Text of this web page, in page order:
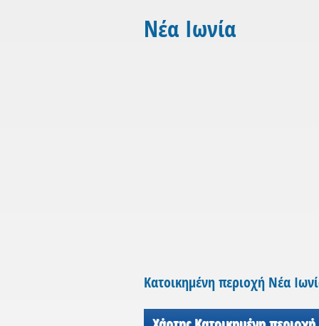
Νέα Ιωνία
Κατοικημένη περιοχή Νέα